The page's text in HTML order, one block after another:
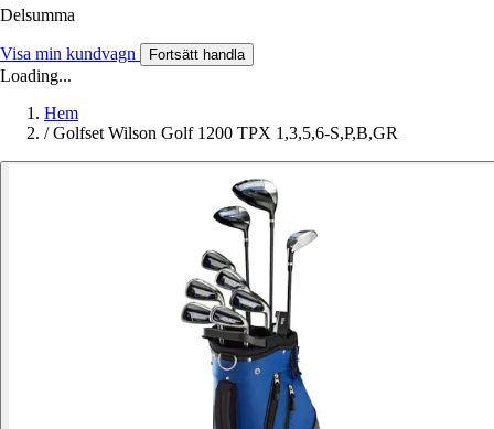
Delsumma
Visa min kundvagn Fortsätt handla
Loading...
Hem
/ Golfset Wilson Golf 1200 TPX 1,3,5,6-S,P,B,GR